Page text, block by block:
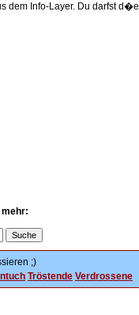
dem Info-Layer. Du darfst d�e
;)
Tröstende Verdrossene